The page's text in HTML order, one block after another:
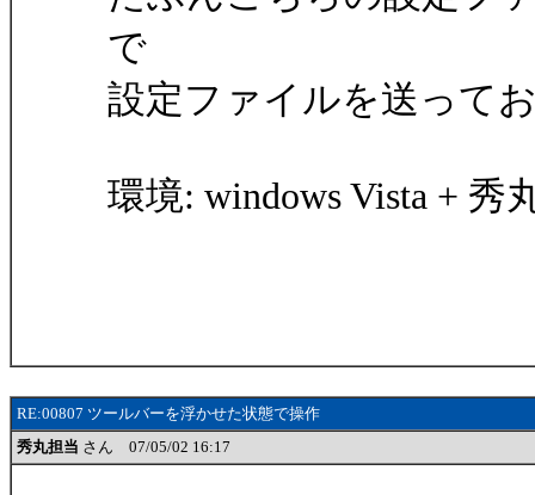
で
設定ファイルを送って
環境: windows Vista + 秀
RE:00807 ツールバーを浮かせた状態で操作
秀丸担当 さん 07/05/02 16:17